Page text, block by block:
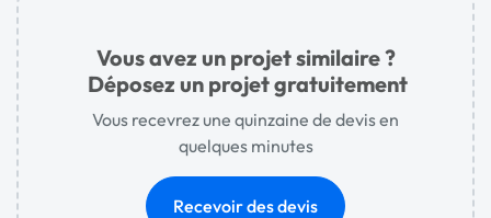
Vous avez un projet similaire ?
Déposez un projet gratuitement
Vous recevrez une quinzaine de devis en
quelques minutes
Recevoir des devis